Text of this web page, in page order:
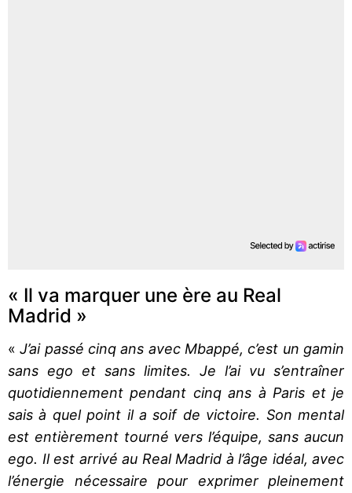
« Il va marquer une ère au Real
Madrid »
«J’ai passé cinq ans avec Mbappé, c’est un gamin
sans ego et sans limites. Je l’ai vu s’entraîner
quotidiennement pendant cinq ans à Paris et je
sais à quel point il a soif de victoire. Son mental
est entièrement tourné vers l’équipe, sans aucun
ego. Il est arrivé au Real Madrid à l’âge idéal, avec
l’énergie nécessaire pour exprimer pleinement